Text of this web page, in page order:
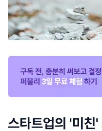
스타트업의 '미친'